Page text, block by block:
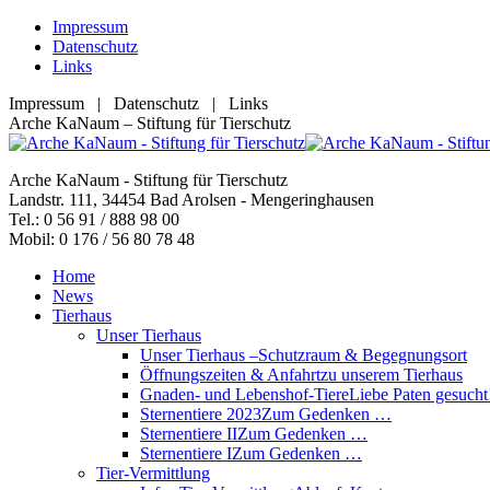
Zum
Inhalt
springen
Impressum
Datenschutz
Links
Impressum | Datenschutz | Links
Facebook
page
in
new
window
YouTube
page
in
new
window
RSS
page
in
new
window
E-
Mail
opens
in
new
window
Arche KaNaum – Stiftung für Tierschutz
Arche KaNaum - Stiftung für Tierschutz
Landstr. 111, 34454 Bad Arolsen - Mengeringhausen
Tel.: 0 56 91 / 888 98 00
Mobil: 0 176 / 56 80 78 48
Home
News
Tierhaus
Unser Tierhaus
Unser Tierhaus –Schutzraum & Begegnungsort
Öffnungszeiten & Anfahrtzu unserem Tierhaus
Gnaden- und Lebenshof-TiereLiebe Paten
Sternentiere 2023Zum Gedenken …
Sternentiere IIZum Gedenken …
Sternentiere IZum Gedenken …
Tier-Vermittlung